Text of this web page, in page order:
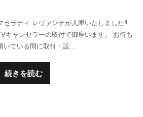
セラティ レヴァンテが入庫いたしました‼
キャンセラーの取付で御座います。 お待ち
いている間に取付・設…
続きを読む